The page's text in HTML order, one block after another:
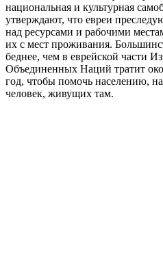
национальная и культурная
утверждают, что евреи
над ресурсами и рабочими
их с мест проживания.
беднее, чем в еврейской части
Объединенных Наций тратит
год, чтобы помочь населению,
человек, живущих там.